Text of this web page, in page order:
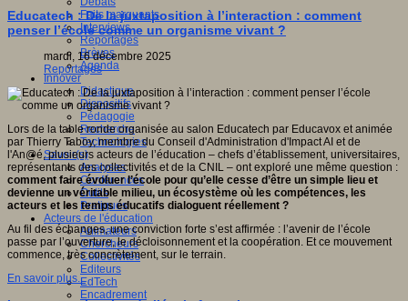
Faits marquants
Interviews
Reportages
Brèves
Agenda
Innover
Didactique
Dispositifs
Pédagogie
Recherche
Technologies
Savoir(s)
Analyses
Conférences
Outils
Pratiques
Acteurs de l'éducation
Animateurs
Chercheurs
Collectivités
Editeurs
EdTech
Encadrement
Educatech : De la juxtaposition à l’interaction : comment
penser l’école comme un organisme vivant ?
mardi, 16 décembre 2025
Reportages
Lors de la table ronde organisée au salon Educatech par Educavox et animée
par Thierry Taboy, membre du Conseil d'Administration d'Impact AI et de
l'An@é, plusieurs acteurs de l’éducation – chefs d’établissement, universitaires,
représentants des collectivités et de la CNIL – ont exploré une même question :
comment faire évoluer l’école pour qu’elle cesse d’être un simple lieu et
devienne un véritable milieu, un écosystème où les compétences, les
acteurs et les temps éducatifs dialoguent réellement ?
Au fil des échanges, une conviction forte s’est affirmée : l’avenir de l’école
passe par l’ouverture, le décloisonnement et la coopération. Et ce mouvement
commence, très concrètement, sur le terrain.
En savoir plus...